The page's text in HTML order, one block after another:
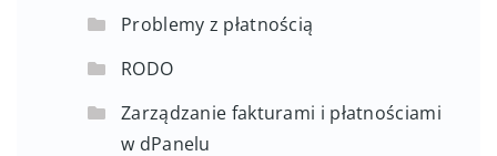
Problemy z płatnością
RODO
Zarządzanie fakturami i płatnościami
w dPanelu